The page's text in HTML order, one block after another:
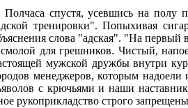
Полчаса спустя, усевшись на полу
тренировки". Попыхивая
слова "адская". "На первый
для грешников. Чистый,
мужской дружбы внутри
менеджеров, которым
с крючьями и наши
рукоприкладство строго